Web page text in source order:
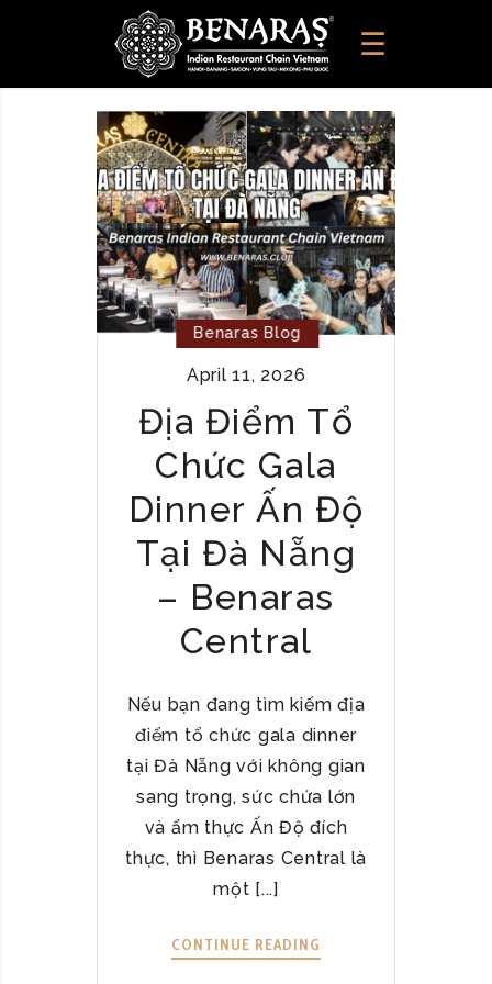
Benaras Blog
April 11, 2026
Địa Điểm Tổ
Chức Gala
Dinner Ấn Độ
Tại Đà Nẵng
– Benaras
Central
Nếu bạn đang tìm kiếm địa
điểm tổ chức gala dinner
tại Đà Nẵng với không gian
sang trọng, sức chứa lớn
và ẩm thực Ấn Độ đích
thực, thì Benaras Central là
một [...]
CONTINUE READING